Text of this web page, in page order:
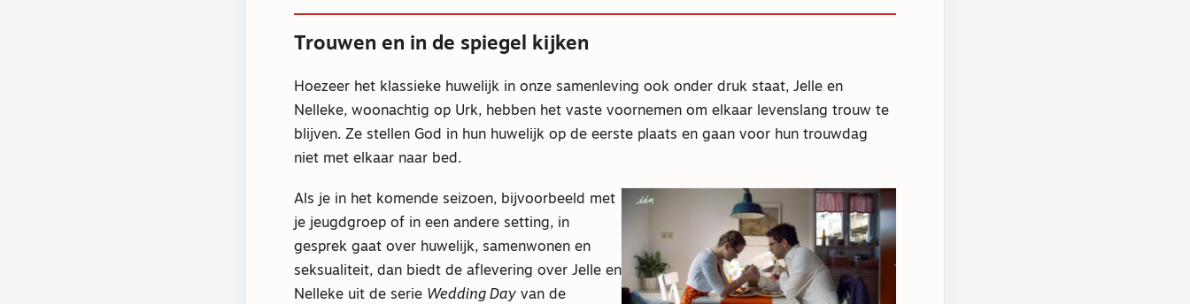
Trouwen en in de spiegel kijken
Hoezeer het klassieke huwelijk in onze samenleving ook onder druk staat, Jelle en
Nelleke, woonachtig op Urk, hebben het vaste voornemen om elkaar levenslang trouw te
blijven. Ze stellen God in hun huwelijk op de eerste plaats en gaan voor hun trouwdag
niet met elkaar naar bed.
Als je in het komende seizoen, bijvoorbeeld met
je jeugdgroep of in een andere setting, in
gesprek gaat over huwelijk, samenwonen en
seksualiteit, dan biedt de aflevering over Jelle en
Nelleke uit de serie Wedding Dayvan de